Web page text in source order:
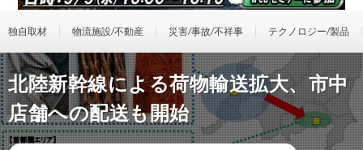
独自取材 物流施設/不動産 災害/事故/不祥事 テクノロジー/製品
北陸新幹線による荷物輸送拡大、市中
店舗への配送も開始